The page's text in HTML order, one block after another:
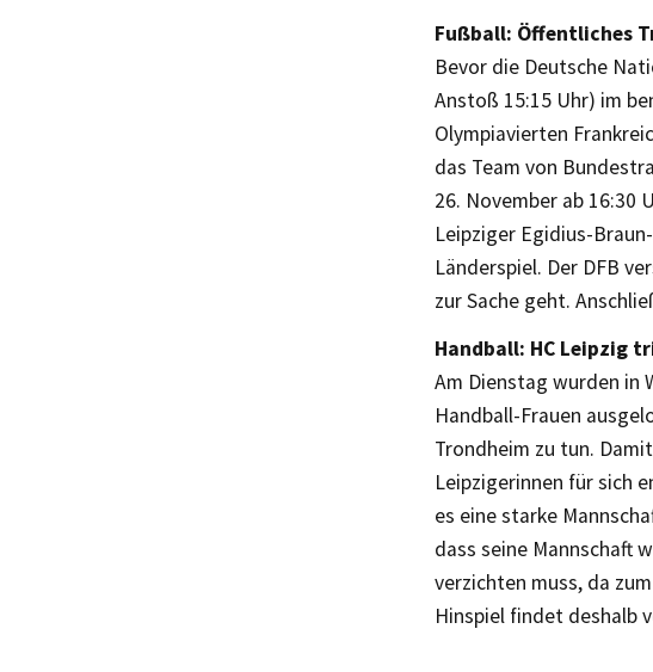
Fußball: Öffentliches
Bevor die Deutsche
Anstoß 15:15 Uhr) im
Olympiavierten
das Team von
26. November ab 16:30
Leipziger Egidius-
Länderspiel. Der DFB
zur Sache geht.
Handball: HC Leipzig
Am Dienstag wurden in
Handball-Frauen
Trondheim zu tun.
Leipzigerinnen für sich
es eine starke
dass seine Mannschaft
verzichten muss, da
Hinspiel findet deshalb